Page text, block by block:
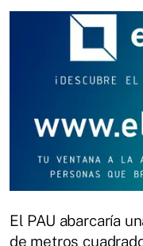
El PAU abarcaría
de metros